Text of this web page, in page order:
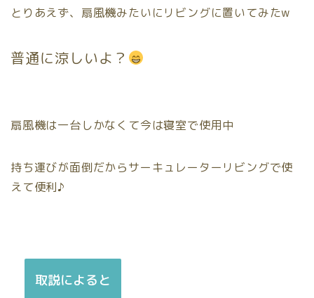
とりあえず、扇風機みたいにリビングに置いてみたw
普通に涼しいよ？
扇風機は一台しかなくて今は寝室で使用中
持ち運びが面倒だからサーキュレーターリビングで使
えて便利♪
取説によると